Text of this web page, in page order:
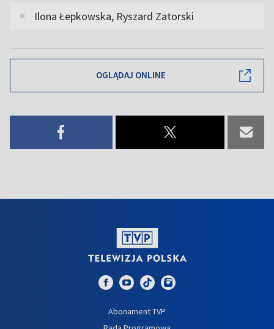
Ilona Łepkowska, Ryszard Zatorski
OGLĄDAJ ONLINE
Abonament TVP